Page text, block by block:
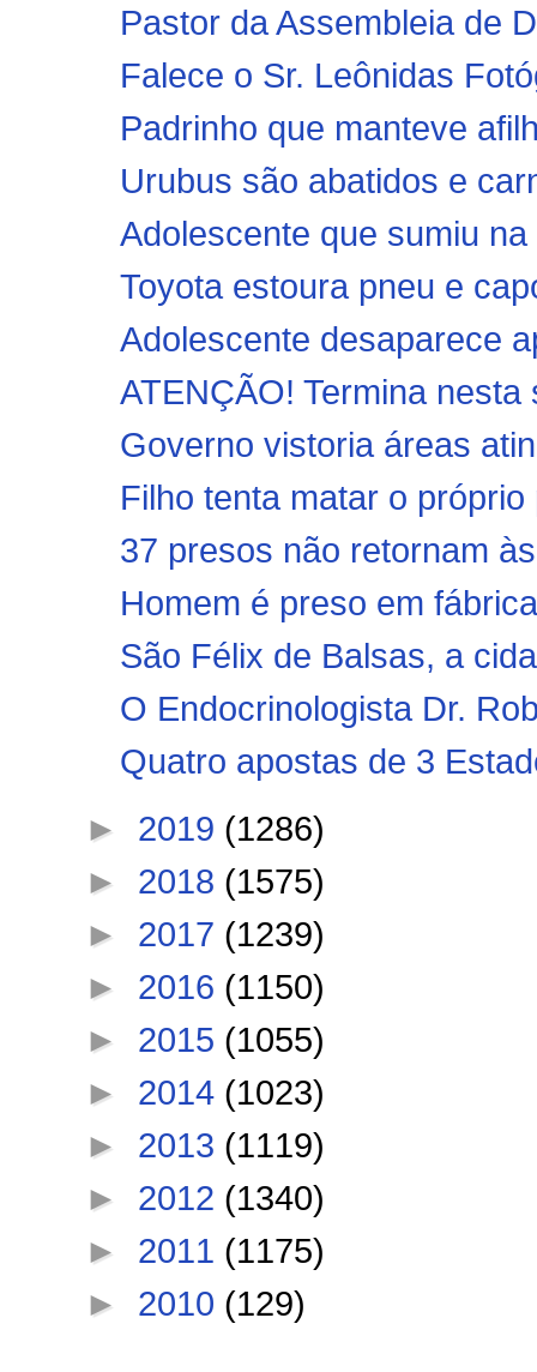
Pastor da Assembleia de
Falece o Sr. Leônidas
Padrinho que manteve
Urubus são abatidos e
Adolescente que sumiu
Toyota estoura pneu e
Adolescente desaparece
ATENÇÃO! Termina
Governo vistoria áreas
Filho tenta matar o
37 presos não retornam
Homem é preso em
São Félix de Balsas, a
O Endocrinologista Dr.
Quatro apostas de 3
► 2019 (1286)
► 2018 (1575)
► 2017 (1239)
► 2016 (1150)
► 2015 (1055)
► 2014 (1023)
► 2013 (1119)
► 2012 (1340)
► 2011 (1175)
► 2010 (129)